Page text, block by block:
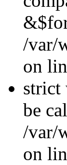
/var/
on
strict
be
/var/
on